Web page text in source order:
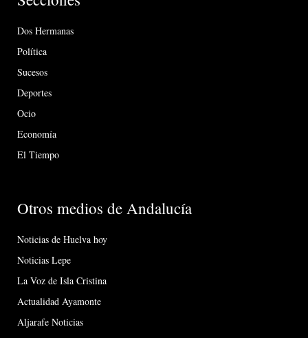
Dos Hermanas
Política
Sucesos
Deportes
Ocio
Economía
El Tiempo
Otros medios de Andalucía
Noticias de Huelva hoy
Noticias Lepe
La Voz de Isla Cristina
Actualidad Ayamonte
Aljarafe Noticias